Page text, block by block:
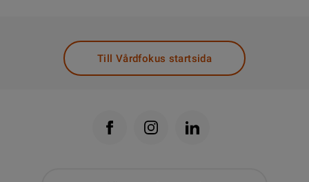
Till Vårdfokus startsida